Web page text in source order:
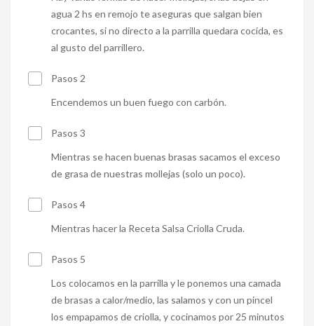
agua 2 hs en remojo te aseguras que salgan bien
crocantes, si no directo a la parrilla quedara cocida, es
al gusto del parrillero.
Pasos 2
Encendemos un buen fuego con carbón.
Pasos 3
Mientras se hacen buenas brasas sacamos el exceso
de grasa de nuestras mollejas (solo un poco).
Pasos 4
Mientras hacer la Receta Salsa Criolla Cruda.
Pasos 5
Los colocamos en la parrilla y le ponemos una camada
de brasas a calor/medio, las salamos y con un pincel
los empapamos de criolla, y cocinamos por 25 minutos